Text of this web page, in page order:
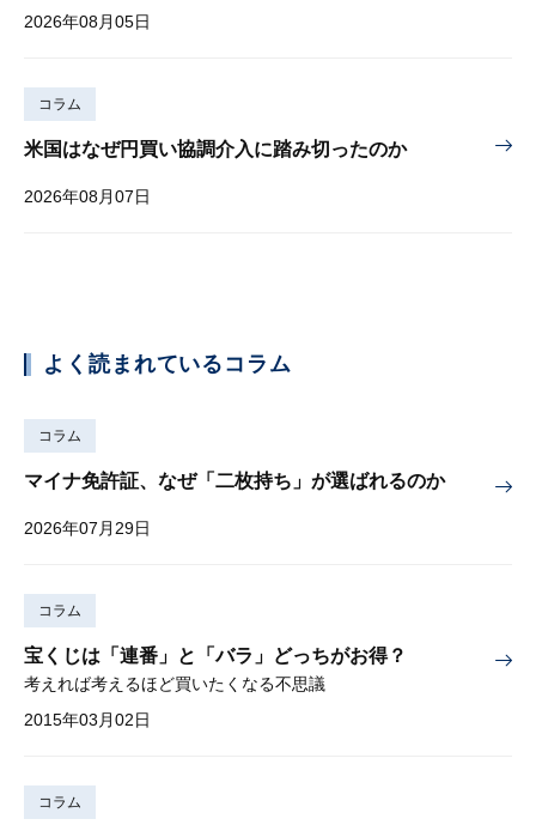
2026年08月05日
コラム
米国はなぜ円買い協調介入に踏み切ったのか
2026年08月07日
よく読まれているコラム
コラム
マイナ免許証、なぜ「二枚持ち」が選ばれるのか
2026年07月29日
コラム
宝くじは「連番」と「バラ」どっちがお得？
考えれば考えるほど買いたくなる不思議
2015年03月02日
コラム